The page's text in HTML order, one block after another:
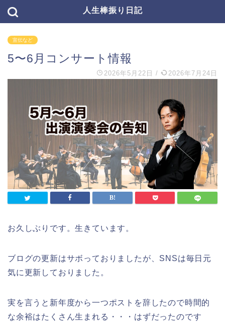
人生棒振り日記
宣伝など
5〜6月コンサート情報
2026年5月22日 / 2026年7月24日
お久しぶりです。生きています。
ブログの更新はサボっておりましたが、SNSは毎日元
気に更新しておりました。
実を言うと新年度から一つポストを辞したので時間的
な余裕はたくさん生まれる・・・はずだったのです